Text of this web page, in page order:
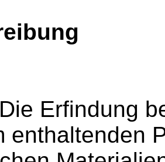
Die Erfindung
enthaltenden